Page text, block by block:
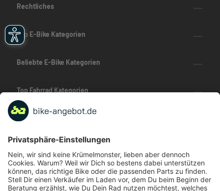
Rechtliches
Top E-Bike Kategorien
Beliebte E-Bike Kategorien
Top Fahrrad Kategorien
Beliebte Fahrrad-Kategorien
Marken-Highlights
TOP-Marken